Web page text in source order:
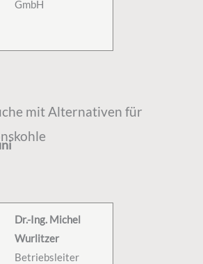
GmbH
mit Alternativen für
Dr.-Ing. Michel
Wurlitzer
Betriebsleiter